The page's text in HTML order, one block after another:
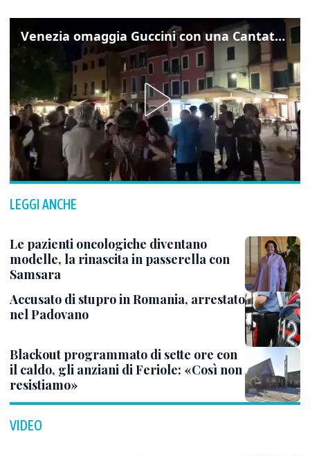
Venezia omaggia Guccini con una Cantata Anarchica in campo Santa Margherita
LEGGI ANCHE
Le pazienti oncologiche diventano
modelle, la rinascita in passerella con
Samsara
Accusato di stupro in Romania, arrestato
nel Padovano
Blackout programmato di sette ore con
il caldo, gli anziani di Feriole: «Così non
resistiamo»
VIDEO